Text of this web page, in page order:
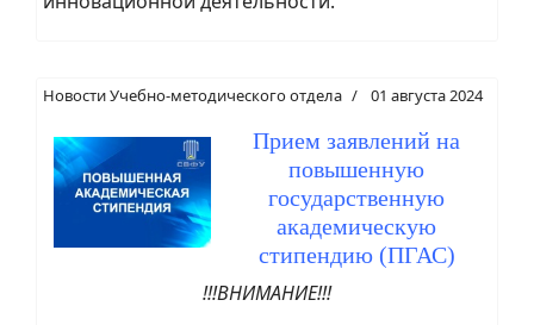
Новости Учебно-методического отдела 01 августа 2024
Прием заявлений на
повышенную
государственную
академическую
стипендию (ПГАС)
!!!ВНИМАНИЕ!!!